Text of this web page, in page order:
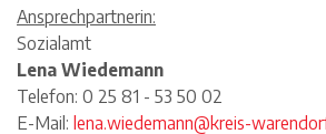
Ansprechpartnerin:
Sozialamt
Lena Wiedemann
Telefon: 0 25 81 - 53 50 02
E-Mail: lena.wiedemann@kreis-